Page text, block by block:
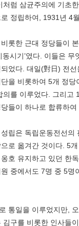
처럼 삼균주의에 기초
정립하여, 1931년 4
롯한 근대 정당들이
동시기’였다. 이들은
었다. 대일(對日) 전
을 비롯하여 5개 정
의를 이루었다. 그리고
들이 하나로 합류하
립은 독립운동전선의
로 옮겨간 것이다. 5
호 유지하고 있던 한
중에서도 7명 중 5명
통일을 이루었지만,
김구를 비롯한 인사들